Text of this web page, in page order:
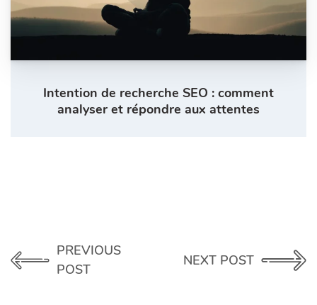
Intention de recherche SEO : comment
analyser et répondre aux attentes
PREVIOUS
POST
NEXT POST